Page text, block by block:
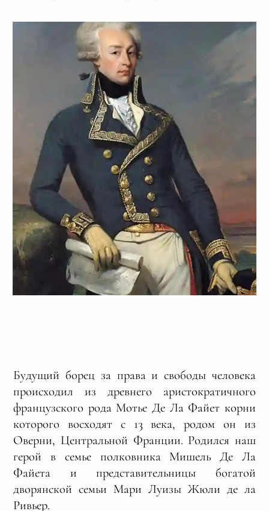
Будущий борец за права и свободы человека
происходил из древнего аристократичного
французского рода Мотье Де Ла Файет корни
которого восходят с 13 века, родом он из
Оверни, Центральной Франции. Родился наш
герой в семье полковника Мишель Де Ла
Файета и представительницы богатой
дворянской семьи Мари Луизы Жюли де ла
Ривьер.